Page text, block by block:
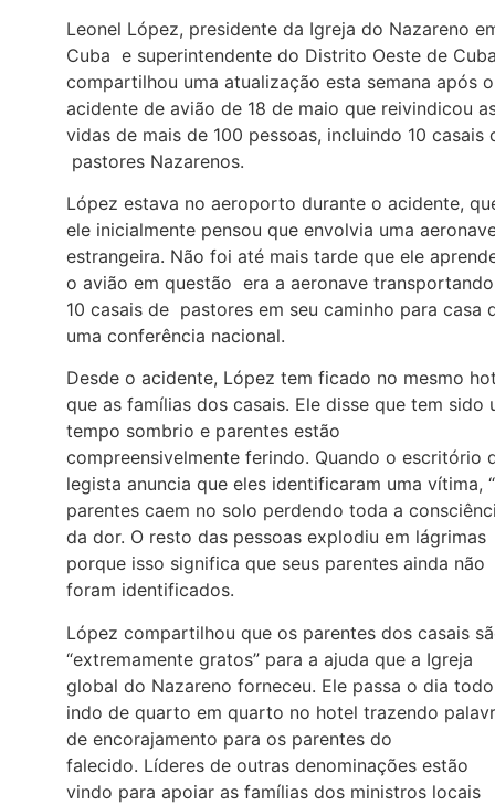
Leonel López, presidente da Igreja do Nazareno
Cuba e superintendente do Distrito Oeste de
compartilhou uma atualização esta semana após o
acidente de avião de 18 de maio que reivindicou
vidas de mais de 100 pessoas, incluindo 10 casais
pastores Nazarenos.
López estava no aeroporto durante o acidente,
ele inicialmente pensou que envolvia uma
estrangeira. Não foi até mais tarde que ele
o avião em questão era a aeronave transportando
10 casais de pastores em seu caminho para casa
uma conferência nacional.
Desde o acidente, López tem ficado no mesmo
que as famílias dos casais. Ele disse que tem sido
tempo sombrio e parentes estão
compreensivelmente ferindo. Quando o escritório
legista anuncia que eles identificaram uma vítima,
parentes caem no solo perdendo toda a
da dor. O resto das pessoas explodiu em lágrimas
porque isso significa que seus parentes ainda não
foram identificados.
López compartilhou que os parentes dos casais
“extremamente gratos” para a ajuda que a Igreja
global do Nazareno forneceu. Ele passa o dia todo
indo de quarto em quarto no hotel trazendo
de encorajamento para os parentes do
falecido. Líderes de outras denominações estão
vindo para apoiar as famílias dos ministros locais